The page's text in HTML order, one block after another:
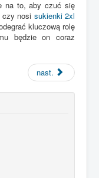
na to, aby czuć się
czy nosi sukienki 2xl
kluczową rolę
będzie on coraz
nast.